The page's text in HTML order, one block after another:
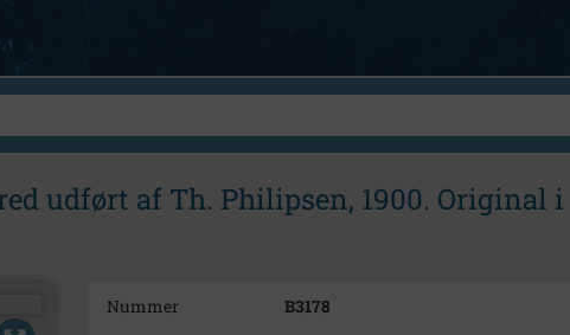
udført af Th. Philipsen, 1900. Original i
Nummer
B3178